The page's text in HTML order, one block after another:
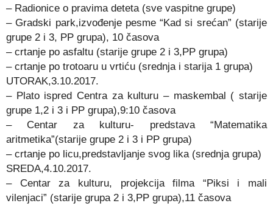
– Radionice o pravima deteta (sve vaspitne grupe)
– Gradski park,izvođenje pesme “Kad si srećan” (starije
grupe 2 i 3, PP grupa), 10 časova
– crtanje po asfaltu (starije grupe 2 i 3,PP grupa)
– crtanje po trotoaru u vrtiću (srednja i starija 1 grupa)
UTORAK,3.10.2017.
– Plato ispred Centra za kulturu – maskembal ( starije
grupe 1,2 i 3 i PP grupa),9:10 časova
– Centar za kulturu- predstava “Matematika
aritmetika”(starije grupe 2 i 3 i PP grupa)
– crtanje po licu,predstavljanje svog lika (srednja grupa)
SREDA,4.10.2017.
– Centar za kulturu, projekcija filma “Piksi i mali
vilenjaci” (starije grupa 2 i 3,PP grupa),11 časova